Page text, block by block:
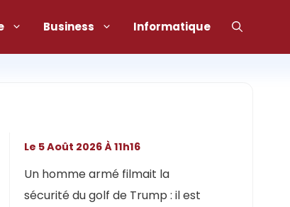
Business Informatique
Un homme armé filmait la
sécurité du golf de Trump : il est
Le 5 Août 2026 À 11h16